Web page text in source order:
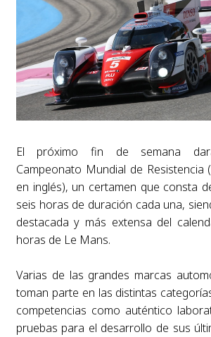
El próximo fin de semana
Campeonato Mundial de Resistencia
en inglés), un certamen que consta
seis horas de duración cada una,
destacada y más extensa del
horas de Le Mans.
Varias de las grandes marcas
toman parte en las distintas
competencias como auténtico
pruebas para el desarrollo de sus